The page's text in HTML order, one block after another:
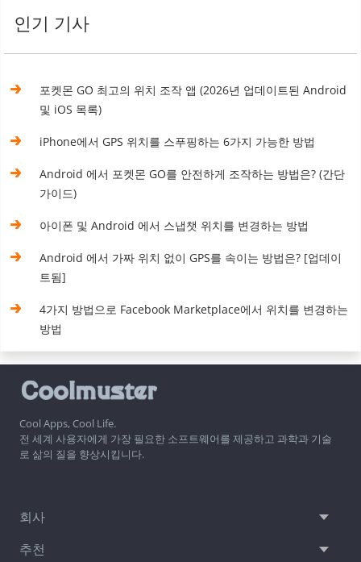
인기 기사
포켓몬 GO 최고의 위치 조작 앱 (2026년 업데이트된 Android
및 iOS 목록)
iPhone에서 GPS 위치를 스푸핑하는 6가지 가능한 방법
Android 에서 포켓몬 GO를 안전하게 조작하는 방법은? (간단
가이드)
아이폰 및 Android 에서 스냅챗 위치를 변경하는 방법
Android 에서 가짜 위치 없이 GPS를 속이는 방법은? [업데이
트됨]
4가지 방법으로 Facebook Marketplace에서 위치를 변경하는
방법
Cool Apps, Cool Life.
전 세계 사용자에게 가장 필요한 소프트웨어를 제공하고 과학과 기술
로 삶의 질을 향상시킵니다.
회사
추천